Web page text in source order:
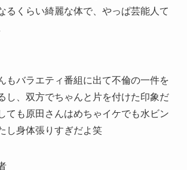
るくらい綺麗な体で、やっぱ芸能人て
もバラエティ番組に出て不倫の一件を
し、双方でちゃんと片を付けた印象だ
ても原田さんはめちゃイケでも水ビン
し身体張りすぎだよ笑